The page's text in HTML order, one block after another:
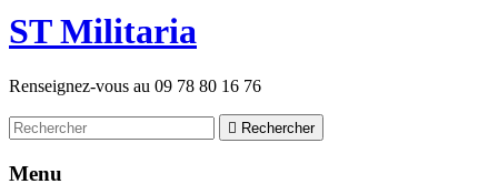
STMilitaria
Renseignez-vous au 09 78 80 16 76
 Rechercher
Menu